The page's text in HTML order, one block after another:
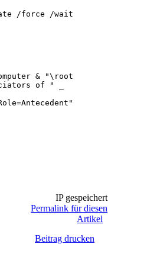
/force /wait:0""")
& "\root\cimv2")
of " _
)
& "\root\cimv2")
IP gespeichert
Permalink für diesen
Artikel
Beitrag drucken